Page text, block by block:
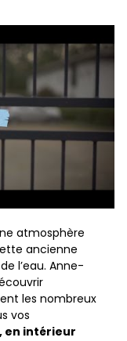
atmosphère
ancienne
l’eau. Anne-
les nombreux
vos
en intérieur